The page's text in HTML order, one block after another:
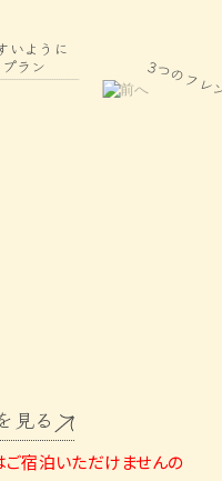
いように
ラン
3つのフ
見る
宿泊いただけませんの